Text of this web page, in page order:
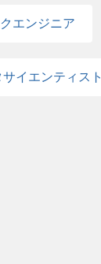
エンジニア
イエンティスト